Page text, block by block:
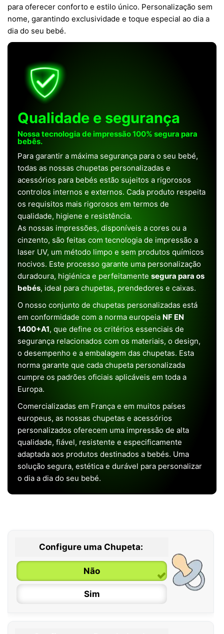
para oferecer conforto e estilo único. Personalização sem
nome, garantindo exclusividade e toque especial ao dia a
dia do seu bebé.
Qualidade e segurança
Nossa tecnologia de impressão 100% segura para
bebês.
Para garantir a máxima segurança para o seu bebé,
todas as nossas chupetas personalizadas e
acessórios para bebés estão sujeitos a rigorosos
controlos internos e externos. Cada produto respeita
os requisitos mais rigorosos em termos de
qualidade, higiene e resistência.
As nossas impressões, disponíveis a cores ou a
cinzento, são feitas com tecnologia de impressão a
laser UV, um método limpo e sem produtos químicos
nocivos. Este processo garante uma personalização
duradoura, higiénica e perfeitamente segura para os
bebés, ideal para chupetas, prendedores e caixas.
O nosso conjunto de chupetas personalizadas está
em conformidade com a norma europeia NF EN
1400+A1, que define os critérios essenciais de
segurança relacionados com os materiais, o design,
o desempenho e a embalagem das chupetas. Esta
norma garante que cada chupeta personalizada
cumpre os padrões oficiais aplicáveis em toda a
Europa.
Comercializadas em França e em muitos países
europeus, as nossas chupetas e acessórios
personalizados oferecem uma impressão de alta
qualidade, fiável, resistente e especificamente
adaptada aos produtos destinados a bebés. Uma
solução segura, estética e durável para personalizar
o dia a dia do seu bebé.
Configure uma Chupeta:
Não
Sim